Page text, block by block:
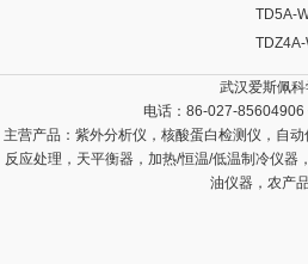
武汉爱斯佩
电话：86-027-85604906
主营产品： 紫外分析仪，核酸蛋白检测仪，自
反应处理，天平衡器，加热/恒温/低温制冷仪
油仪器，农产